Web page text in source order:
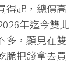
得起，總價高
年迄今雙北
多，顯見在雙
脆把錢拿去買